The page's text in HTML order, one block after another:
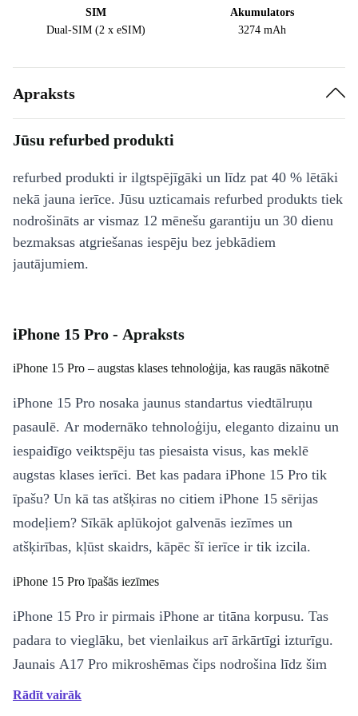
SIM
Dual-SIM (2 x eSIM)
Akumulators
3274 mAh
Apraksts
Jūsu refurbed produkti
refurbed produkti ir ilgtspējīgāki un līdz pat 40 % lētāki
nekā jauna ierīce. Jūsu uzticamais refurbed produkts tiek
nodrošināts ar vismaz 12 mēnešu garantiju un 30 dienu
bezmaksas atgriešanas iespēju bez jebkādiem
jautājumiem.
iPhone 15 Pro - Apraksts
iPhone 15 Pro – augstas klases tehnoloģija, kas raugās nākotnē
iPhone 15 Pro nosaka jaunus standartus viedtālruņu
pasaulē. Ar modernāko tehnoloģiju, eleganto dizainu un
iespaidīgo veiktspēju tas piesaista visus, kas meklē
augstas klases ierīci. Bet kas padara iPhone 15 Pro tik
īpašu? Un kā tas atšķiras no citiem iPhone 15 sērijas
modeļiem? Sīkāk aplūkojot galvenās iezīmes un
atšķirības, kļūst skaidrs, kāpēc šī ierīce ir tik izcila.
iPhone 15 Pro īpašās iezīmes
iPhone 15 Pro ir pirmais iPhone ar titāna korpusu. Tas
padara to vieglāku, bet vienlaikus arī ārkārtīgi izturīgu.
Jaunais A17 Pro mikroshēmas čips nodrošina līdz šim
nesasniegtu ātrumu un energoefektivitāti, kas ir ideāli
Rādīt vairāk